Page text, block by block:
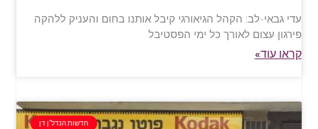
עדי גבאי-לב: הקהל הגיאורגי קיבל אותנו בחום והעניק ללהקה
פירגון עצום לאורך כל ימי הפסטיבל
קראו עוד»
חדשות הנדל"ן דן